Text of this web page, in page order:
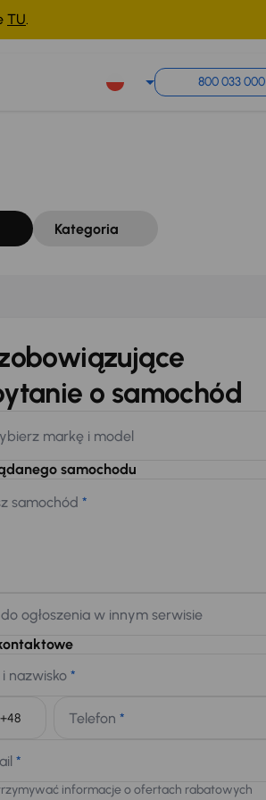
TU.
800 033 000
Kategoria
o samochód
markę i model
samochodu
samochód *
ogłoszenia w innym serwisie
nazwisko *
Telefon *
*
informacje o ofertach rabatowych